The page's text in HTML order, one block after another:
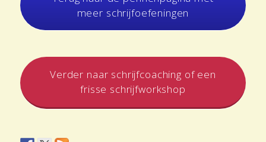
meer schrijfoefeningen
Verder naar schrijfcoaching of een
frisse schrijfworkshop